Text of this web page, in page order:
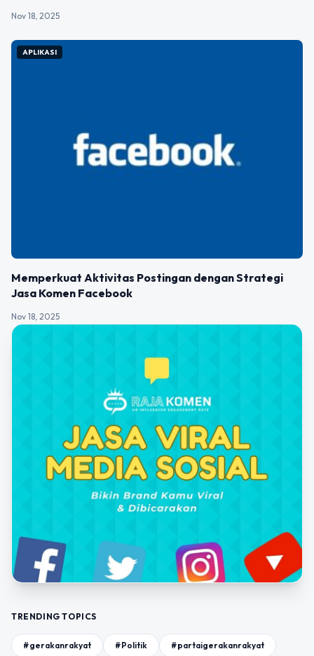
Nov 18, 2025
APLIKASI
Memperkuat Aktivitas Postingan dengan Strategi
Jasa Komen Facebook
Nov 18, 2025
TRENDING TOPICS
#gerakanrakyat #Politik #partaigerakanrakyat